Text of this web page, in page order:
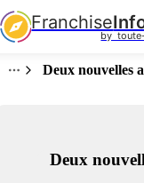
Franchise
by
Deux nouvelles
Deux